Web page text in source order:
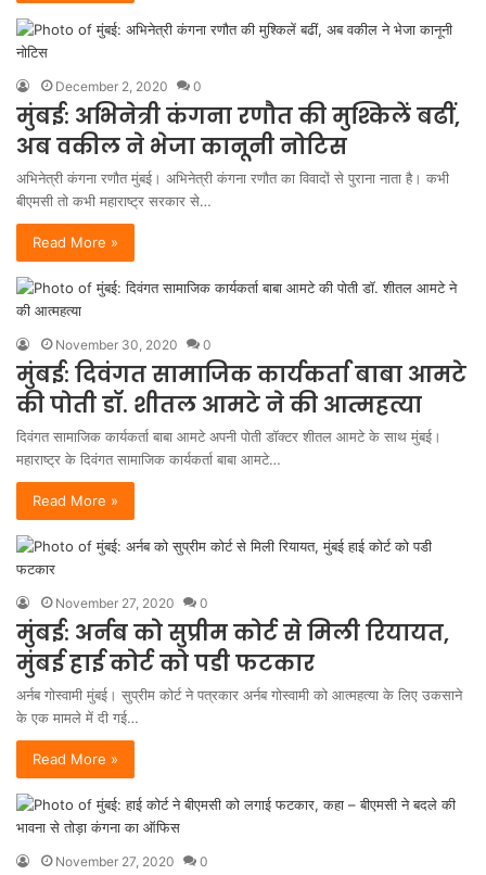
December 2, 2020 0
मुंबई: अभिनेत्री कंगना रणौत की मुश्किलें बढीं,
अब वकील ने भेजा कानूनी नोटिस
अभिनेत्री कंगना रणौत मुंबई। अभिनेत्री कंगना रणौत का विवादों से पुराना नाता है। कभी
बीएमसी तो कभी महाराष्ट्र सरकार से…
Read More »
November 30, 2020 0
मुंबई: दिवंगत सामाजिक कार्यकर्ता बाबा आमटे
की पोती डॉ. शीतल आमटे ने की आत्महत्या
दिवंगत सामाजिक कार्यकर्ता बाबा आमटे अपनी पोती डॉक्टर शीतल आमटे के साथ मुंबई।
महाराष्ट्र के दिवंगत सामाजिक कार्यकर्ता बाबा आमटे…
Read More »
November 27, 2020 0
मुंबई: अर्नब को सुप्रीम कोर्ट से मिली रियायत,
मुंबई हाई कोर्ट को पडी फटकार
अर्नब गोस्वामी मुंबई। सुप्रीम कोर्ट ने पत्रकार अर्नब गोस्वामी को आत्महत्या के लिए उकसाने
के एक मामले में दी गई…
Read More »
November 27, 2020 0